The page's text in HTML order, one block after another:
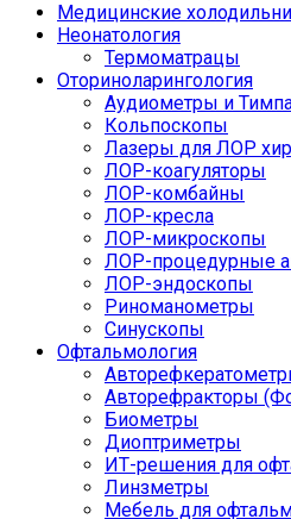
Медицинские
Неонатология
Термоматрацы
Оториноларингология
Аудиометры и
Кольпоскопы
Лазеры для ЛОР
ЛОР-коагуляторы
ЛОР-комбайны
ЛОР-кресла
ЛОР-микроскопы
ЛОР-процедурные
ЛОР-эндоскопы
Риноманометры
Синускопы
Офтальмология
Авторефракторы
Биометры
Диоптриметры
ИТ-решения для
Линзметры
Мебель для